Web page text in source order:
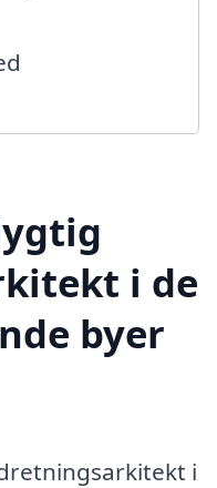
i de
byer
i